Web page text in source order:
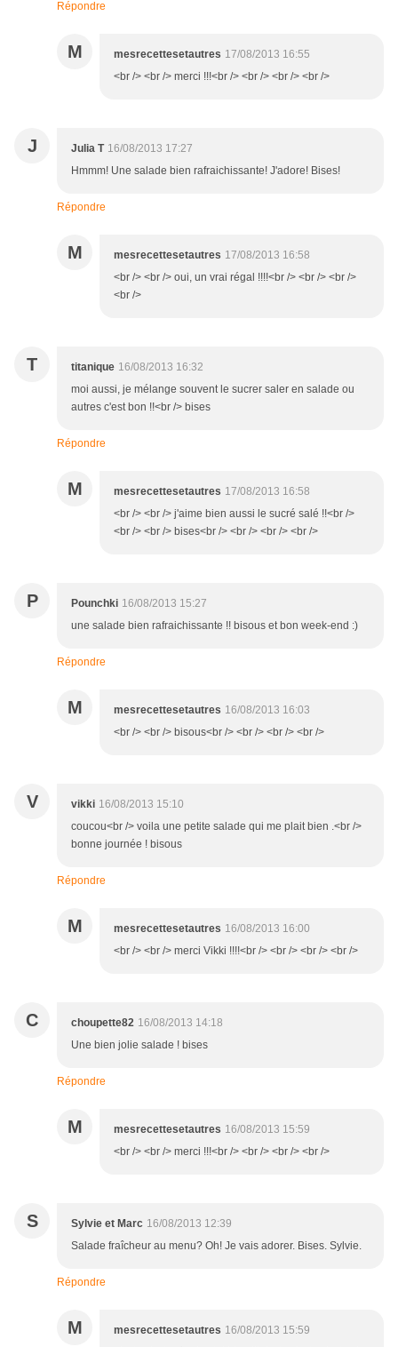
Répondre
M mesrecettesetautres 17/08/2013 16:55
<br /> <br /> merci !!!<br /> <br /> <br /> <br />
J Julia T 16/08/2013 17:27
Hmmm! Une salade bien rafraichissante! J'adore! Bises!
Répondre
M mesrecettesetautres 17/08/2013 16:58
<br /> <br /> oui, un vrai régal !!!!<br /> <br /> <br />
<br />
T titanique 16/08/2013 16:32
moi aussi, je mélange souvent le sucrer saler en salade ou
autres c'est bon !!<br /> bises
Répondre
M mesrecettesetautres 17/08/2013 16:58
<br /> <br /> j'aime bien aussi le sucré salé !!<br />
<br /> <br /> bises<br /> <br /> <br /> <br />
P Pounchki 16/08/2013 15:27
une salade bien rafraichissante !! bisous et bon week-end :)
Répondre
M mesrecettesetautres 16/08/2013 16:03
<br /> <br /> bisous<br /> <br /> <br /> <br />
V vikki 16/08/2013 15:10
coucou<br /> voila une petite salade qui me plait bien .<br />
bonne journée ! bisous
Répondre
M mesrecettesetautres 16/08/2013 16:00
<br /> <br /> merci Vikki !!!!<br /> <br /> <br /> <br />
C choupette82 16/08/2013 14:18
Une bien jolie salade ! bises
Répondre
M mesrecettesetautres 16/08/2013 15:59
<br /> <br /> merci !!!<br /> <br /> <br /> <br />
S Sylvie et Marc 16/08/2013 12:39
Salade fraîcheur au menu? Oh! Je vais adorer. Bises. Sylvie.
Répondre
M mesrecettesetautres 16/08/2013 15:59